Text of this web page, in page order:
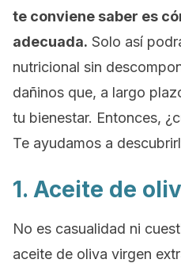
te conviene saber es
adecuada. Solo así
nutricional sin
dañinos que, a largo
tu bienestar. Entonces,
Te ayudamos a
1. Aceite de
No es casualidad ni
aceite de oliva virgen